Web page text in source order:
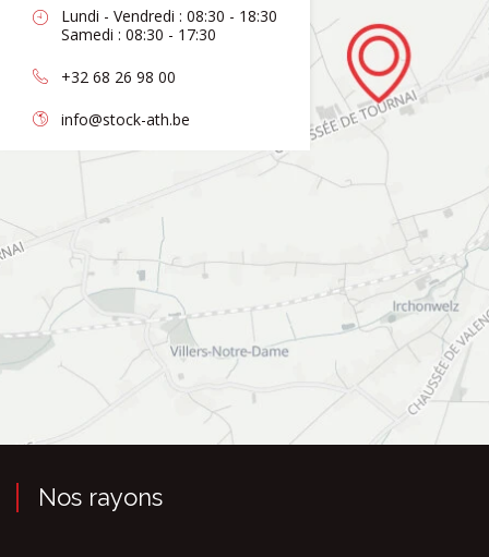
Lundi - Vendredi : 08:30 - 18:30
Samedi : 08:30 - 17:30
+32 68 26 98 00
info@stock-ath.be
Nos rayons